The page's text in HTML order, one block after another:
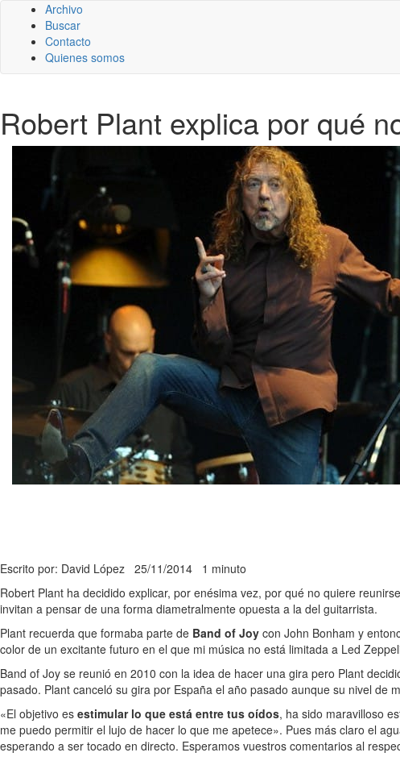
Archivo
Buscar
Contacto
Quienes somos
Robert Plant explica por qué
Escrito por: David López 25/11/2014 1 minuto
Robert Plant ha decidido explicar, por enésima vez, por qué no quiere
invitan a pensar de una forma diametralmente opuesta a la del guitarrista.
Plant recuerda que formaba parte de Band of Joy con John Bonham y
color de un excitante futuro en el que mi música no está limitada a Led
Band of Joy se reunió en 2010 con la idea de hacer una gira pero Plant
pasado. Plant canceló su gira por España el año pasado aunque su nivel de
«El objetivo es estimular lo que está entre tus oídos, ha sido maravilloso
me puedo permitir el lujo de hacer lo que me apetece». Pues más claro el
esperando a ser tocado en directo. Esperamos vuestros comentarios al